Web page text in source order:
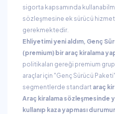
sigorta kapsamında
sözleşmesine ek sürücü hizmet
gerekmektedir.
Ehliyetimi yeni aldım, Genç
(premium) bir araç kiralama
politikaları gereği premium
araçlar için "Genç Sürücü
segmentlerde standart araç
Araç kiralama sözleşmesinde
kullanıp kaza yapması